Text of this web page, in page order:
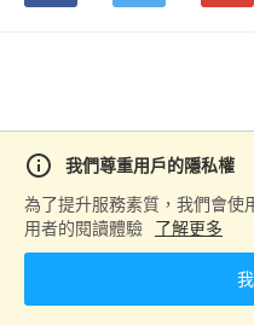
info
我們尊重用戶的隱私權
為了提升服務素質，我們會
用者的閱讀體驗 了解更多